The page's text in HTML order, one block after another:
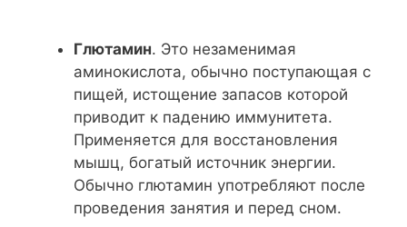
Глютамин. Это незаменимая
аминокислота, обычно поступающая с
пищей, истощение запасов которой
приводит к падению иммунитета.
Применяется для восстановления
мышц, богатый источник энергии.
Обычно глютамин употребляют после
проведения занятия и перед сном.